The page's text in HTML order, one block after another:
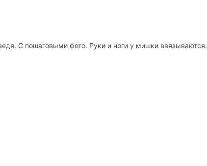
С пошаговыми фото. Руки и ноги у мишки ввязываются.